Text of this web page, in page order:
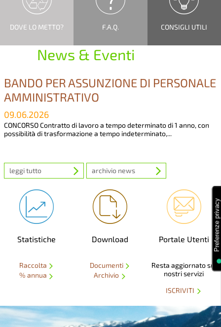
DOVE LO METTO? F.A.Q. CONSIGLI UTILI
News & Eventi
BANDO PER ASSUNZIONE DI PERSONALE
AMMINISTRATIVO
09.06.2026
CONCORSO Contratto di lavoro a tempo determinato di 1 anno, con
possibilità di trasformazione a tempo indeterminato,...
leggi tutto archivio news
Statistiche
Raccolta
% annua
Download
Documenti
Archivio
Portale Utenti
Resta aggiornato sui
nostri servizi
ISCRIVITI